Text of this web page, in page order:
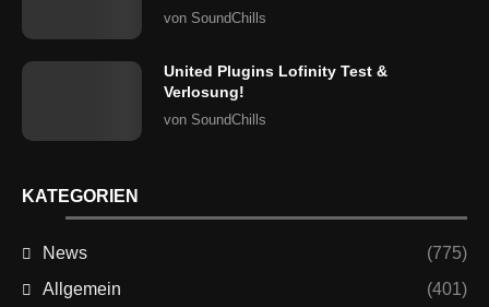
von SoundChills
United Plugins Lofinity Test &
Verlosung!
von SoundChills
KATEGORIEN
News
(775)
Allgemein
(401)